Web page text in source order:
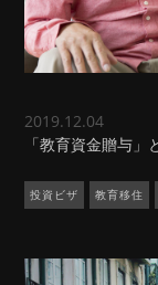
2019.12.04
「教育資金贈与
投資ビザ 教育移住